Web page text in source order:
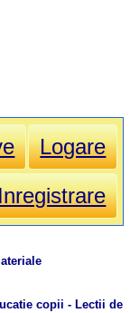
Logare
copii - Lectii de